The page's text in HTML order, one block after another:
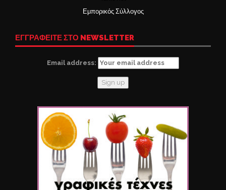
Εμπορικός Σύλλογος
ΕΓΓΡΑΦΕΙΤΕ ΣΤΟ NEWSLETTER
Email address: